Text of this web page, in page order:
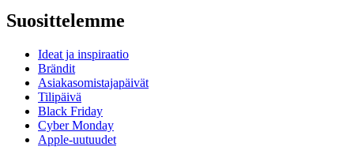
Suosittelemme
Ideat ja inspiraatio
Brändit
Asiakasomistajapäivät
Tilipäivä
Black Friday
Cyber Monday
Apple-uutuudet